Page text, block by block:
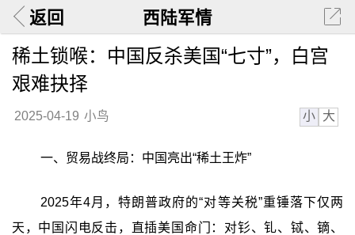
返回 西陆军情
稀土锁喉：中国反杀美国“七寸”，白宫
艰难抉择
2025-04-19 小鸟 小 大
一、贸易战终局：中国亮出“稀土王炸”
2025年4月，特朗普政府的“对等关税”重锤落下仅两
天，中国闪电反击，直插美国命门：对钐、钆、铽、镝、